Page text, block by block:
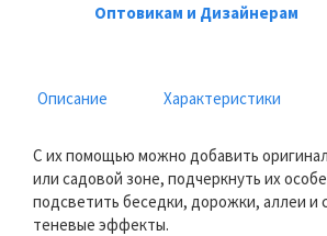
Оптовикам и Дизайнерам
Описание Характеристики
С их помощью можно добавить
или садовой зоне, подчеркнуть их
подсветить беседки, дорожки, аллеи и
теневые эффекты.